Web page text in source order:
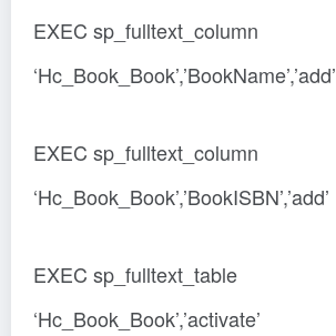
EXEC sp_fulltext_column
‘Hc_Book_Book’,’BookName’,’add’
EXEC sp_fulltext_column
‘Hc_Book_Book’,’BookISBN’,’add’
EXEC sp_fulltext_table
‘Hc_Book_Book’,’activate’